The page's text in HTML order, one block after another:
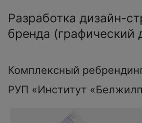
Разработка дизайн-
бренда (графический
Комплексный
РУП «Институт